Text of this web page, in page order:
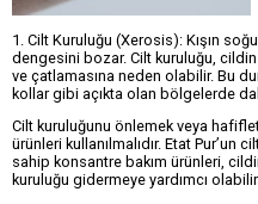
1. Cilt Kuruluğu (Xerosis): Kışın
dengesini bozar. Cilt kuruluğu,
ve çatlamasına neden olabilir. Bu
kollar gibi açıkta olan bölgelerde
Cilt kuruluğunu önlemek veya
ürünleri kullanılmalıdır. Etat
sahip konsantre bakım ürünleri,
kuruluğu gidermeye yardımcı